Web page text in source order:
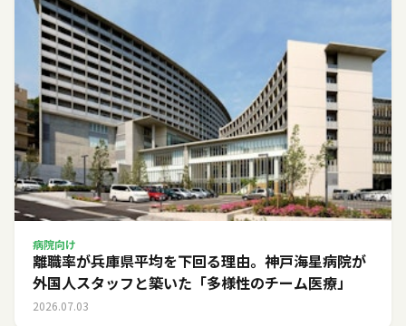
病院向け
離職率が兵庫県平均を下回る理由。神戸海星病院が
外国人スタッフと築いた「多様性のチーム医療」
2026.07.03